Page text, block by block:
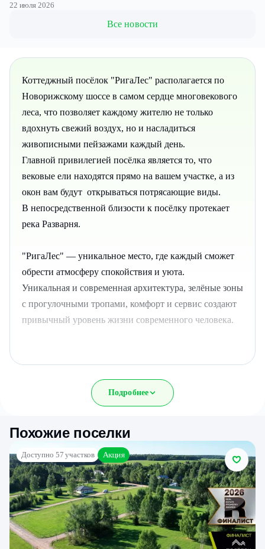
22 июля 2026
Все новости
Коттеджный посёлок "РигаЛес" располагается по
Новорижскому шоссе в самом сердце многовекового
леса, что позволяет каждому жителю не только
вдохнуть свежий воздух, но и насладиться
живописными пейзажами каждый день.
Главной привилегией посёлка является то, что
вековые ели находятся прямо на вашем участке, а из
окон вам будут открываться потрясающие виды.
В непосредственной близости к посёлку протекает
река Разварня.
"РигаЛес" — уникальное место, где каждый сможет
обрести атмосферу спокойствия и уюта.
Уникальная и современная архитектура, зелёные зоны
с прогулочными тропами, комфорт и сервис создают
привычный уровень жизни современного человека.
Закрытая территория посёлка:
Современная въездная группа разработана лучшими
Ограждение по периметру посёлка подарит вам
ощущения чувства безопасности и комфорта.
Променад:
Что может быть лучше прогулок в самом сердце
многовекового леса?
Здесь вы сможете насладиться уединением с
природой и тишиной.
Подробнее
Похожие поселки
Доступно 57 участков Акция